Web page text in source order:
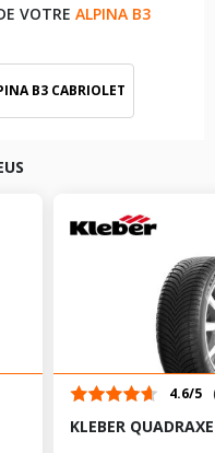
VOTRE ALPINA B3
B3 CABRIOLET
4.6/5
KLEBER